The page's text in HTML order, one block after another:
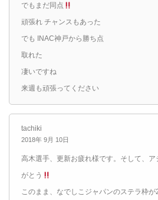
でもまだ同点
頑張れ チャンスもあった
でも INAC神戸から勝ち点
取れた
凄いですね
来週も頑張ってください
tachiki
2018年 9月 10日
高木選手、更新お疲れ様です。そして、ア
がとう
このまま、なでしこジャパンのステラ枠